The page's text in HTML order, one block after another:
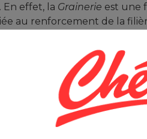
En effet, la Grainerie est une
au renforcement de la
– ECLIPSE
– Chapiteau l’Agité
jonglé Sur scène, une
un verre d‘eau.
équestre, La Grainerie